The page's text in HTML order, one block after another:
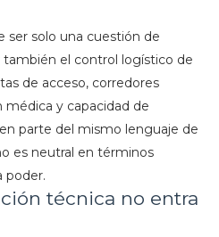
ser solo una cuestión de
también el control logístico de
de acceso, corredores
médica y capacidad de
parte del mismo lenguaje de
es neutral en términos
poder.
técnica no entra